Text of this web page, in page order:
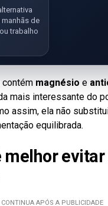
manhãs de
trabalho
contém magnésio e
mais interessante do
assim, ela não
equilibrada.
melhor